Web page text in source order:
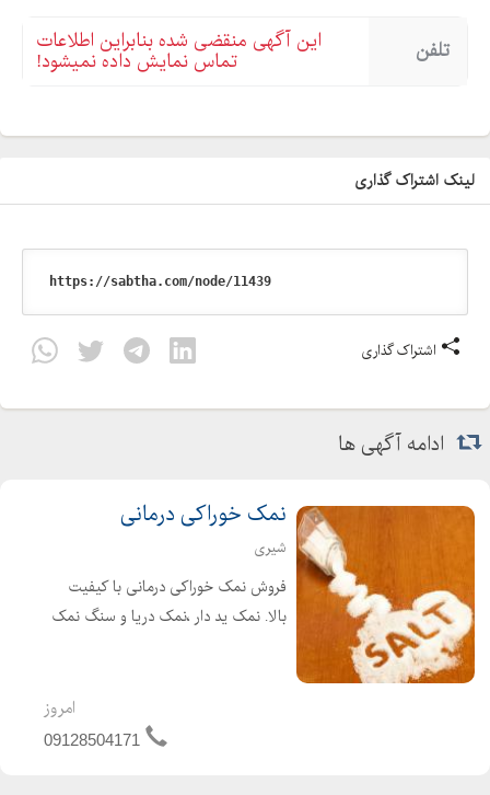
تلفن این آگهی منقضی شده بنابراین اطلاعات
تماس نمایش داده نمیشود!
لینک اشتراک گذاری
اشتراک گذاری
ادامه آگهی ها
نمک خوراکی درمانی
شیری
فروش نمک خوراکی درمانی با کیفیت
بالا. نمک ید دار ،نمک دریا و سنگ نمک
مفید بعنوان بهترین نمک خوراکی به
تایید پزشکان میباشد.
امروز
09128504171